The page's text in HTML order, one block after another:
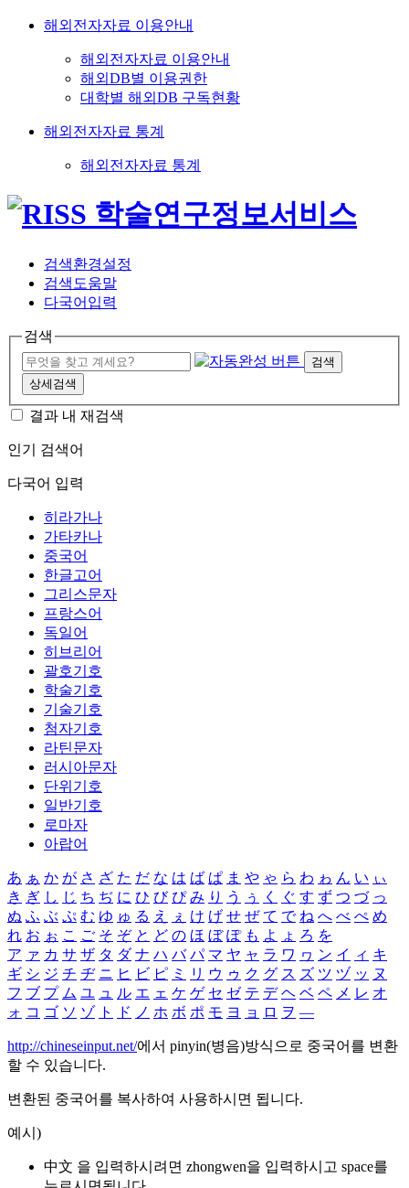
해외전자자료 이용안내
해외전자자료 이용안내
해외DB별 이용권한
대학별 해외DB 구독현황
해외전자자료 통계
해외전자자료 통계
검색환경설정
검색도움말
다국어입력
검색
검색
상세검색
결과 내 재검색
인기 검색어
다국어 입력
히라가나
가타카나
중국어
한글고어
그리스문자
프랑스어
독일어
히브리어
괄호기호
학술기호
기술기호
첨자기호
라틴문자
러시아문자
단위기호
일반기호
로마자
아랍어
あ ぁ か が さ ざ た だ な は ば ぱ ま や ゃ ら わ ゎ ん い ぃ
き ぎ し じ ち ぢ に ひ び ぴ み り う ぅ く ぐ す ず つ づ っ
ぬ ふ ぶ ぷ む ゆ ゅ る え ぇ け げ せ ぜ て で ね へ べ ぺ め
れ お ぉ こ ご そ ぞ と ど の ほ ぼ ぽ も よ ょ ろ を
ア ァ カ サ ザ タ ダ ナ ハ バ パ マ ヤ ャ ラ ワ ヮ ン イ ィ キ
ギ シ ジ チ ヂ ニ ヒ ビ ピ ミ リ ウ ゥ ク グ ス ズ ツ ヅ ッ ヌ
フ ブ プ ム ユ ュ ル エ ェ ケ ゲ セ ゼ テ デ ヘ ベ ペ メ レ オ
ォ コ ゴ ソ ゾ ト ド ノ ホ ボ ポ モ ヨ ョ ロ ヲ ―
http://chineseinput.net/에서 pinyin(병음)방식으로 중국어를 변환
할 수 있습니다.
변환된 중국어를 복사하여 사용하시면 됩니다.
예시)
中文 을 입력하시려면 zhongwen을 입력하시고 space를